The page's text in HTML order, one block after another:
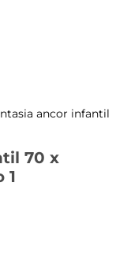
ancor infantil
70 x
1